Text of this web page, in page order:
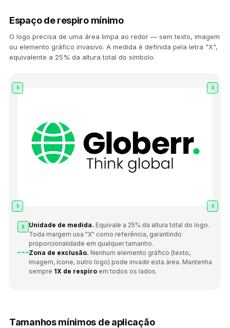
Espaço de respiro mínimo
O logo precisa de uma área limpa ao redor — sem texto, imagem
ou elemento gráfico invasivo. A medida é definida pela letra "X",
equivalente a 25% da altura total do símbolo.
X X
X X
X Unidade de medida. Equivale a 25% da altura total do logo.
Toda margem usa "X" como referência, garantindo
proporcionalidade em qualquer tamanho.
Zona de exclusão. Nenhum elemento gráfico (texto,
imagem, ícone, outro logo) pode invadir esta área. Mantenha
sempre 1X de respiro em todos os lados.
Tamanhos mínimos de aplicação